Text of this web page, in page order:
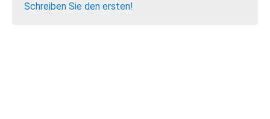
Schreiben Sie den ersten!